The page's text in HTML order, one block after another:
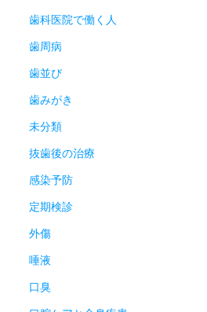
歯科医院で働く人
歯周病
歯並び
歯みがき
未分類
抜歯後の治療
感染予防
定期検診
外傷
唾液
口臭